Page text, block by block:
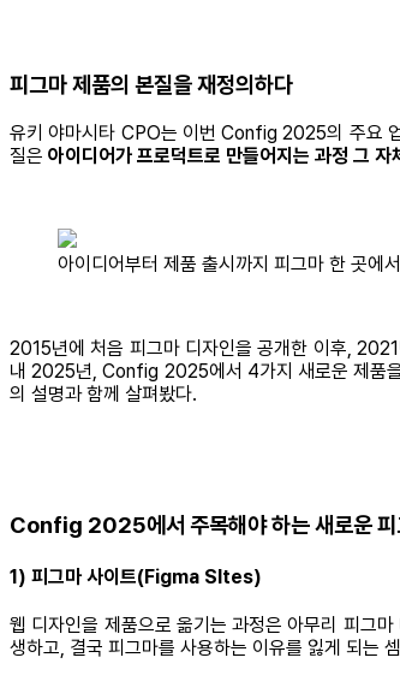
피그마 제품의 본질을 재정의하다
유키 야마시타 CPO는 이번 Config 2025의 주요
질은 아이디어가 프로덕트로 만들어지는 과정 그 자
아이디어부터 제품 출시까지 피그마 한 곳에
2015년에 처음 피그마 디자인을 공개한 이후,
내 2025년, Config 2025에서 4가지 새로운 제품
의 설명과 함께 살펴봤다.
Config 2025에서 주목해야 하는 새로운 피
1) 피그마 사이트(Figma SItes)
웹 디자인을 제품으로 옮기는 과정은 아무리 피그
생하고, 결국 피그마를 사용하는 이유를 잃게 되는